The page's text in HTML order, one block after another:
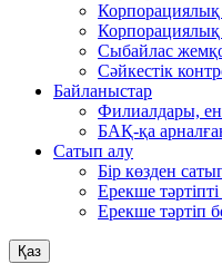
Корпорациялық
Корпорациялық
Сыбайлас
Сәйкестік
Байланыстар
Филиалдары,
БАҚ-қа
Cатып алу
Бір көзден
Ерекше
Ерекше тәртіп
Қаз